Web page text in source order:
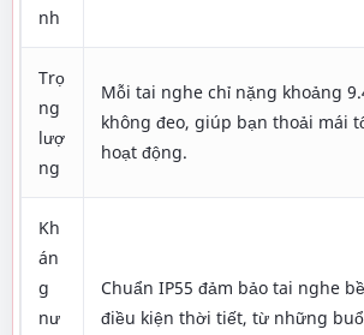
nh
Trọ
ng
lượ
ng
Mỗi tai nghe chỉ nặng khoảng
không đeo, giúp bạn thoải mái
hoạt động.
Kh
án
g
nư
Chuẩn IP55 đảm bảo tai nghe
điều kiện thời tiết, từ những